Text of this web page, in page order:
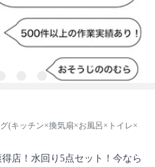
(キッチン×換気扇×お風呂×トイレ×
店！水回り5点セット！今なら